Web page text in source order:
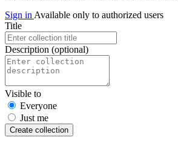
Sign in Available only to authorized users
Title
Description (optional)
Visible to
Everyone
Just me
Create collection